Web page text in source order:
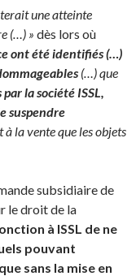
une atteinte
(…) » dès lors où
ont été identifiés (…)
(…) que
la société ISSL,
suspendre
à la vente que les objets
subsidiaire de
le droit de la
à ISSL de ne
pouvant
sans la mise en